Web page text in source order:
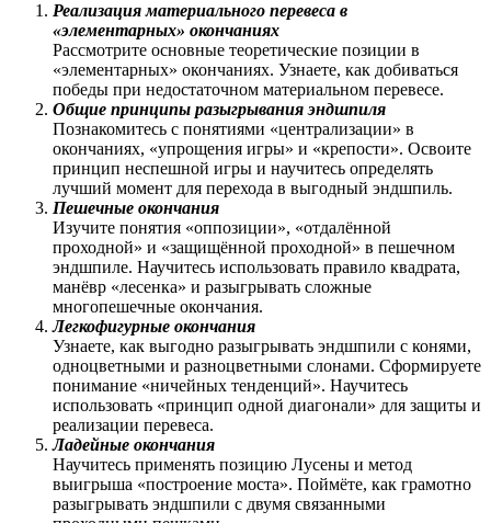
Реализация материального перевеса в
«элементарных» окончаниях
Рассмотрите основные теоретические позиции в
«элементарных» окончаниях. Узнаете, как добиваться
победы при недостаточном материальном перевесе.
Общие принципы разыгрывания эндшпиля
Познакомитесь с понятиями «централизации» в
окончаниях, «упрощения игры» и «крепости». Освоите
принцип неспешной игры и научитесь определять
лучший момент для перехода в выгодный эндшпиль.
Пешечные окончания
Изучите понятия «оппозиции», «отдалённой
проходной» и «защищённой проходной» в пешечном
эндшпиле. Научитесь использовать правило квадрата,
манёвр «лесенка» и разыгрывать сложные
многопешечные окончания.
Легкофигурные окончания
Узнаете, как выгодно разыгрывать эндшпили с конями,
одноцветными и разноцветными слонами. Сформируете
понимание «ничейных тенденций». Научитесь
использовать «принцип одной диагонали» для защиты и
реализации перевеса.
Ладейные окончания
Научитесь применять позицию Лусены и метод
выигрыша «построение моста». Поймёте, как грамотно
разыгрывать эндшпили с двумя связанными